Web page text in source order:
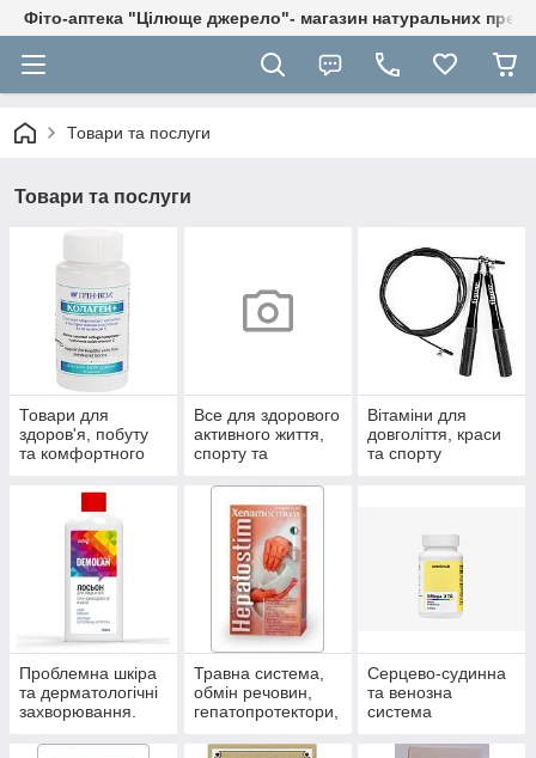
Фіто-аптека "Цілюще джерело"- магазин натуральних
Товари та послуги
Товари та послуги
Товари для
здоров'я, побуту
та комфортного
Все для здорового
активного життя,
спорту та
Вітаміни для
довголіття, краси
та спорту
Проблемна шкіра
та дерматологічні
захворювання.
Травна система,
обмін речовин,
гепатопротектори,
Серцево-судинна
та венозна
система